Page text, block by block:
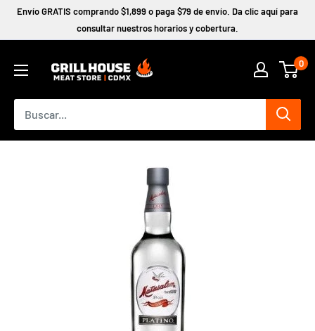
contenido
Envío GRATIS comprando $1,899 o paga $79 de envío. Da clic aquí para
consultar nuestros horarios y cobertura.
0